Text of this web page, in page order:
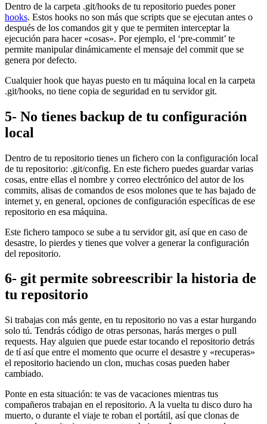
Dentro de la carpeta .git/hooks de tu repositorio puedes poner
hooks. Estos hooks no son más que scripts que se ejecutan antes o
después de los comandos git y que te permiten interceptar la
ejecución para hacer «cosas». Por ejemplo, el ‘pre-commit’ te
permite manipular dinámicamente el mensaje del commit que se
genera por defecto.
Cualquier hook que hayas puesto en tu máquina local en la carpeta
.git/hooks, no tiene copia de seguridad en tu servidor git.
5- No tienes backup de tu configuración
local
Dentro de tu repositorio tienes un fichero con la configuración local
de tu repositorio: .git/config. En este fichero puedes guardar varias
cosas, entre ellas el nombre y correo electrónico del autor de los
commits, alisas de comandos de esos molones que te has bajado de
internet y, en general, opciones de configuración específicas de ese
repositorio en esa máquina.
Este fichero tampoco se sube a tu servidor git, así que en caso de
desastre, lo pierdes y tienes que volver a generar la configuración
del repositorio.
6- git permite sobreescribir la historia de
tu repositorio
Si trabajas con más gente, en tu repositorio no vas a estar hurgando
solo tú. Tendrás código de otras personas, harás merges o pull
requests. Hay alguien que puede estar tocando el repositorio detrás
de tí así que entre el momento que ocurre el desastre y «recuperas»
el repositorio haciendo un clon, muchas cosas pueden haber
cambiado.
Ponte en esta situación: te vas de vacaciones mientras tus
compañeros trabajan en el repositorio. A la vuelta tu disco duro ha
muerto, o durante el viaje te roban el portátil, así que clonas de